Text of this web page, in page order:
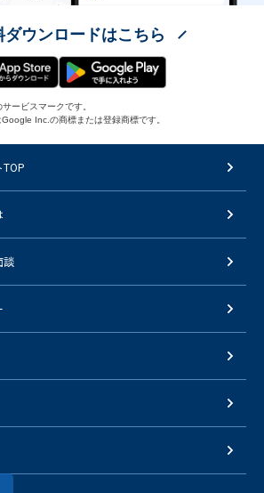
ダウンロードはこちら
ービスマークです。
Inc.の商標または登録商標です。
談